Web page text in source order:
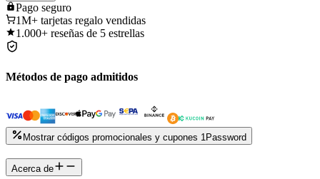
Pago seguro
1M+ tarjetas regalo vendidas
1.000+ reseñas de 5 estrellas
Métodos de pago admitidos
Mostrar códigos promocionales y cupones 1Password
Acerca de